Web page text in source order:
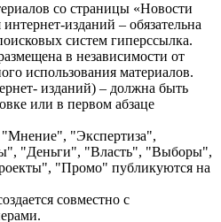
со страницы «Новости
изданий – обязательна
систем гиперссылка.
в независимости от
использования материалов.
изданий) – должна быть
или в первом абзаце
"Экспертиза",
"Деньги", "Власть", "Выборы",
"Промо" публикуются на
совместно с